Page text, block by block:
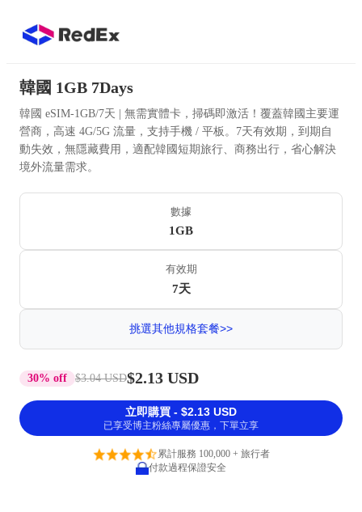
韓國 1GB 7Days
韓國 eSIM-1GB/7天 | 無需實體卡，掃碼即激活！覆蓋韓國主要運
營商，高速 4G/5G 流量，支持手機 / 平板。7天有效期，到期自
動失效，無隱藏費用，適配韓國短期旅行、商務出行，省心解決
境外流量需求。
數據
1GB
有效期
7天
挑選其他規格套餐>>
30% off $3.04 USD$2.13 USD
立即購買 - $2.13 USD
已享受博主粉絲專屬優惠，下單立享
累計服務 100,000 + 旅行者
付款過程保證安全